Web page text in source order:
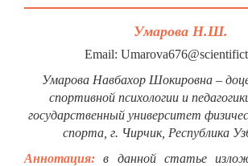
Умарова Н.Ш.
Email:
Умарова Навбахор Шокировна –
спортивной психологии и
государственный университет
спорта, г. Чирчик, Республика
Аннотация: в данной статье